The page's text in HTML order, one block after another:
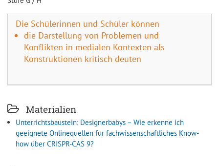
Die Schülerinnen und Schüler können
die Darstellung von Problemen und
Konflikten in medialen Kontexten als
Konstruktionen kritisch deuten
Materialien
Unterrichtsbaustein: Designerbabys – Wie erkenne ich
geeignete Onlinequellen für fachwissenschaftliches Know-
how über CRISPR-CAS 9?